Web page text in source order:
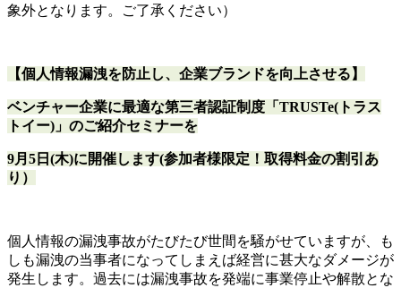
象外となります。ご了承ください）
【個人情報漏洩を防止し、企業ブランドを向上させる】
ベンチャー企業に最適な第三者認証制度「TRUSTe(トラス
トイー)」のご紹介セミナーを
9月5日(木)に開催します(参加者様限定！取得料金の割引あ
り）
個人情報の漏洩事故がたびたび世間を騒がせていますが、も
しも漏洩の当事者になってしまえば経営に甚大なダメージが
発生します。過去には漏洩事故を発端に事業停止や解散とな